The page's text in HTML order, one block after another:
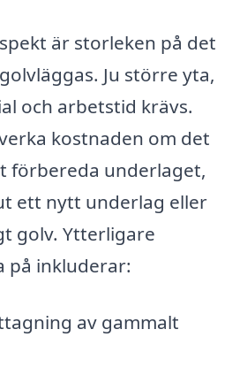
är storleken på det
Ju större yta,
och arbetstid krävs.
kostnaden om det
förbereda underlaget,
ett nytt underlag eller
golv. Ytterligare
på inkluderar:
av gammalt